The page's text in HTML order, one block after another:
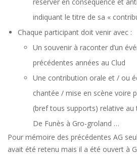
indiquant le titre de sa «
Chaque participant doit venir avec :
Un souvenir à raconter d’un
précédentes années au Clud
Une contribution orale et / ou
chantée / mise en scène voire
(bref tous supports) relative au
De Funès à Gro-groland …
Pour mémoire des précédentes AG
avait été retenu mais il a été ouvert à